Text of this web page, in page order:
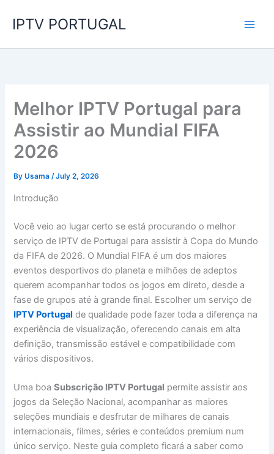
IPTV PORTUGAL
Melhor IPTV Portugal para
Assistir ao Mundial FIFA
2026
ByUsama/July 2, 2026
Introdução
Você veio ao lugar certo se está procurando o melhor
serviço de IPTV de Portugal para assistir à Copa do Mundo
da FIFA de 2026. O Mundial FIFA é um dos maiores
eventos desportivos do planeta e milhões de adeptos
querem acompanhar todos os jogos em direto, desde a
fase de grupos até à grande final. Escolher um serviço de
IPTV Portugal de qualidade pode fazer toda a diferença na
experiência de visualização, oferecendo canais em alta
definição, transmissão estável e compatibilidade com
vários dispositivos.
Uma boaSubscrição IPTV Portugal permite assistir aos
jogos da Seleção Nacional, acompanhar as maiores
seleções mundiais e desfrutar de milhares de canais
internacionais, filmes, séries e conteúdos premium num
único serviço. Neste guia completo ficará a saber como